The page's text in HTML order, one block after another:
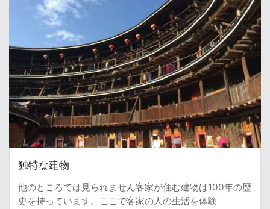
独特な建物
他のところでは見られません客家が住む建物は100年の歴
史を持っています。ここで客家の人の生活を体験